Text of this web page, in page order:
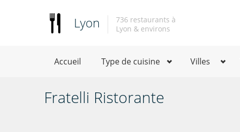
Lyon
736 restaurants à
Lyon & environs
Accueil Type de cuisine Villes
Fratelli Ristorante